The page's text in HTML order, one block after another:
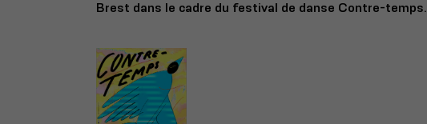
Brest dans le cadre du festival de danse Contre-temps.